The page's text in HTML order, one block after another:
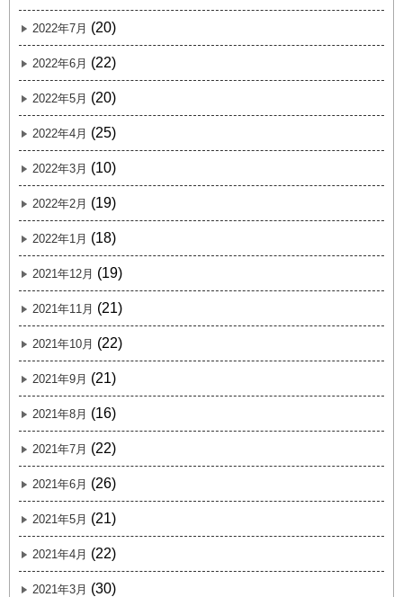
2022年7月 (20)
2022年6月 (22)
2022年5月 (20)
2022年4月 (25)
2022年3月 (10)
2022年2月 (19)
2022年1月 (18)
2021年12月 (19)
2021年11月 (21)
2021年10月 (22)
2021年9月 (21)
2021年8月 (16)
2021年7月 (22)
2021年6月 (26)
2021年5月 (21)
2021年4月 (22)
2021年3月 (30)